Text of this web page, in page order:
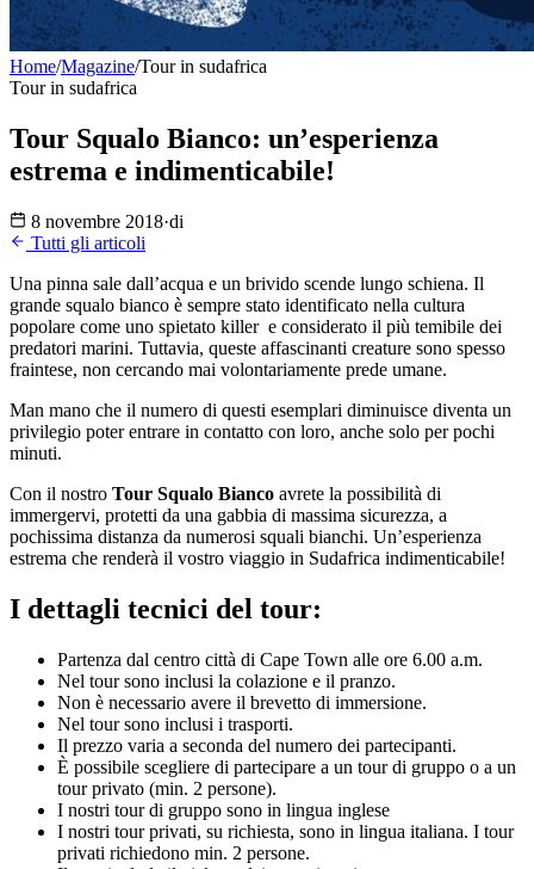
Home/Magazine/Tour in sudafrica
Tour in sudafrica
Tour Squalo Bianco: un’esperienza
estrema e indimenticabile!
8 novembre 2018·di
Tutti gli articoli
Una pinna sale dall’acqua e un brivido scende lungo schiena. Il
grande squalo bianco è sempre stato identificato nella cultura
popolare come uno spietato killer e considerato il più temibile dei
predatori marini. Tuttavia, queste affascinanti creature sono spesso
fraintese, non cercando mai volontariamente prede umane.
Man mano che il numero di questi esemplari diminuisce diventa un
privilegio poter entrare in contatto con loro, anche solo per pochi
minuti.
Con il nostro Tour Squalo Bianco avrete la possibilità di
immergervi, protetti da una gabbia di massima sicurezza, a
pochissima distanza da numerosi squali bianchi. Un’esperienza
estrema che renderà il vostro viaggio in Sudafrica indimenticabile!
I dettagli tecnici del tour:
Partenza dal centro città di Cape Town alle ore 6.00 a.m.
Nel tour sono inclusi la colazione e il pranzo.
Non è necessario avere il brevetto di immersione.
Nel tour sono inclusi i trasporti.
Il prezzo varia a seconda del numero dei partecipanti.
È possibile scegliere di partecipare a un tour di gruppo o a un
tour privato (min. 2 persone).
I nostri tour di gruppo sono in lingua inglese
I nostri tour privati, su richiesta, sono in lingua italiana. I tour
privati richiedono min. 2 persone.